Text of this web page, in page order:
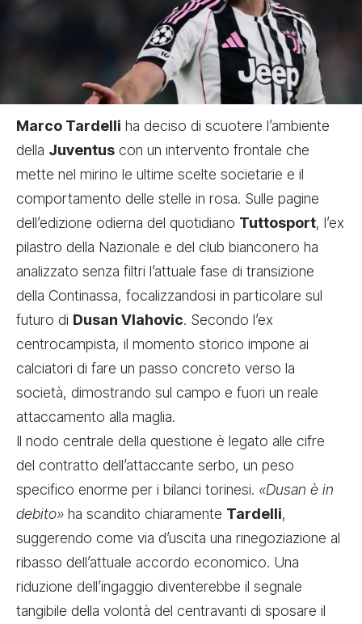
Marco Tardelli ha deciso di scuotere l’ambiente
della Juventus con un intervento frontale che
mette nel mirino le ultime scelte societarie e il
comportamento delle stelle in rosa. Sulle pagine
dell’edizione odierna del quotidiano Tuttosport, l’ex
pilastro della Nazionale e del club bianconero ha
analizzato senza filtri l’attuale fase di transizione
della Continassa, focalizzandosi in particolare sul
futuro di Dusan Vlahovic. Secondo l’ex
centrocampista, il momento storico impone ai
calciatori di fare un passo concreto verso la
società, dimostrando sul campo e fuori un reale
attaccamento alla maglia.
Il nodo centrale della questione è legato alle cifre
del contratto dell’attaccante serbo, un peso
specifico enorme per i bilanci torinesi. «Dusan è in
debito» ha scandito chiaramente Tardelli,
suggerendo come via d’uscita una rinegoziazione al
ribasso dell’attuale accordo economico. Una
riduzione dell’ingaggio diventerebbe il segnale
tangibile della volontà del centravanti di sposare il